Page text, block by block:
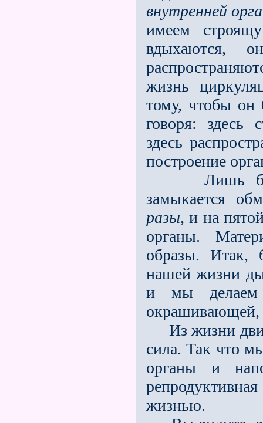
внутренней
имеем
вдыхаются,
жизнь
тому, чтобы
говоря: здесь
здесь
постро­ение
Лишь
замыкается
разы, и на
органы.
образы. Итак,
нашей жизни
и мы делаем
окрашивающей,
Из жизни
сила. Так что
органы и
жизнью.